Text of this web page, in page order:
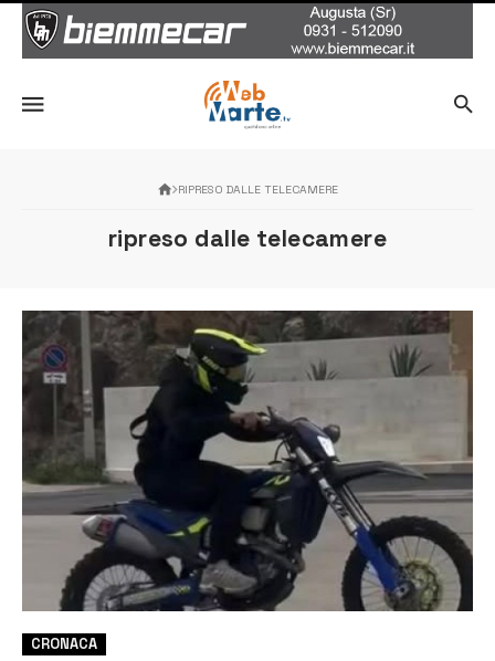
RIPRESO DALLE TELECAMERE
ripreso dalle telecamere
CRONACA